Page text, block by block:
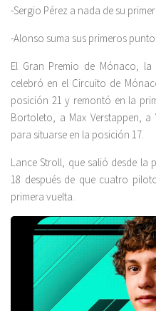
-Sergio Pérez a nada de su
-Alonso suma sus primeros
El Gran Premio de Mónaco,
celebró en el Circuito de
posición 21 y remontó en la
Bortoleto, a Max Verstappen,
para situarse en la posición 17.
Lance Stroll, que salió desde la
18 después de que cuatro
primera vuelta.